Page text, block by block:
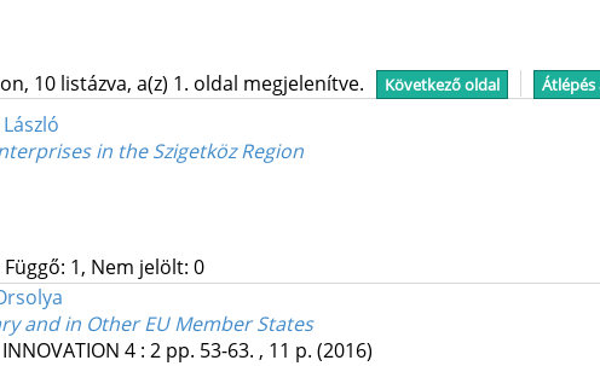
10 listázva, a(z) 1. oldal megjelenítve. Következő oldal Átlépés
in the Szigetköz Region
1, Nem jelölt: 0
and in Other EU Member States
INNOVATION 4: 2 pp. 53-63. , 11 p. (2016)